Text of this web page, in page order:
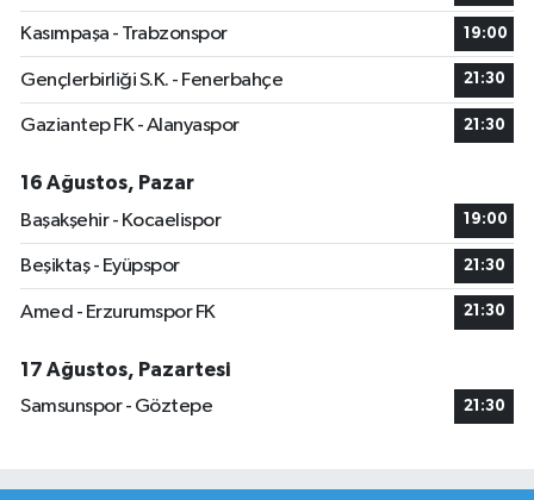
Kasımpaşa - Trabzonspor 19:00
Gençlerbirliği S.K. - Fenerbahçe 21:30
Gaziantep FK - Alanyaspor 21:30
16 Ağustos, Pazar
Başakşehir - Kocaelispor
19:00
Beşiktaş - Eyüpspor 21:30
Amed - Erzurumspor FK 21:30
17 Ağustos, Pazartesi
Samsunspor - Göztepe
21:30